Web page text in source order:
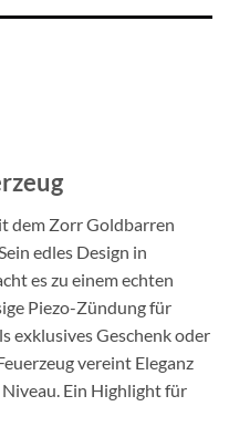
dem Zorr Goldbarren
edles Design in
es zu einem echten
Piezo-Zündung für
exklusives Geschenk oder
vereint Eleganz
Ein Highlight für